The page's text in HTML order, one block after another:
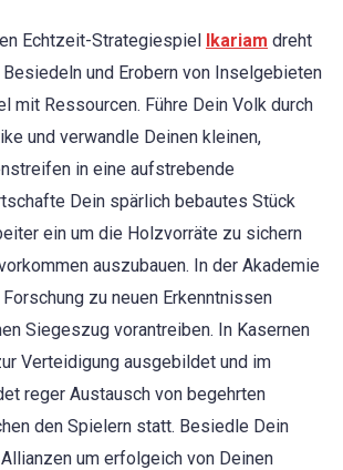
Echtzeit-Strategiespiel Ikariam dreht
und Erobern von Inselgebieten
mit Ressourcen. Führe Dein Volk durch
und verwandle Deinen kleinen,
in eine aufstrebende
Dein spärlich bebautes Stück
ein um die Holzvorräte zu sichern
auszubauen. In der Akademie
zu neuen Erkenntnissen
Siegeszug vorantreiben. In Kasernen
Verteidigung ausgebildet und im
reger Austausch von begehrten
den Spielern statt. Besiedle Dein
um erfolgeich von Deinen